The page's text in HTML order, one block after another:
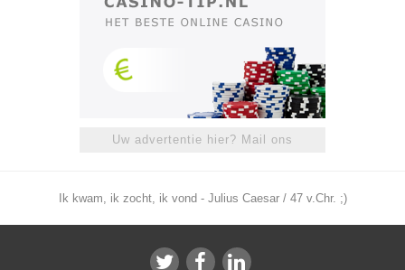
Uw advertentie hier? Mail ons
Ik kwam, ik zocht, ik vond - Julius Caesar / 47 v.Chr. ;)